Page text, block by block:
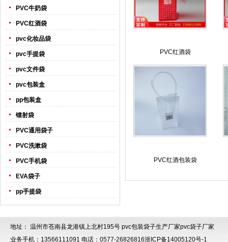
PVC牛奶袋
PVC红酒袋
pvc化妆品袋
pvc手提袋
pvc文件袋
pvc包装盒
pp包装盒
镭射袋
PVC通用袋子
PVC洗漱袋
PVC手机袋
EVA袋子
pp手提袋
PVC红酒袋
PVC红酒包装袋
地址： 温州市苍南县龙港镇上北村195号 pvc包装袋子生产厂家pvc袋子厂家
业务手机：13566111091 电话：0577-26826816浙ICP备14005120号-1